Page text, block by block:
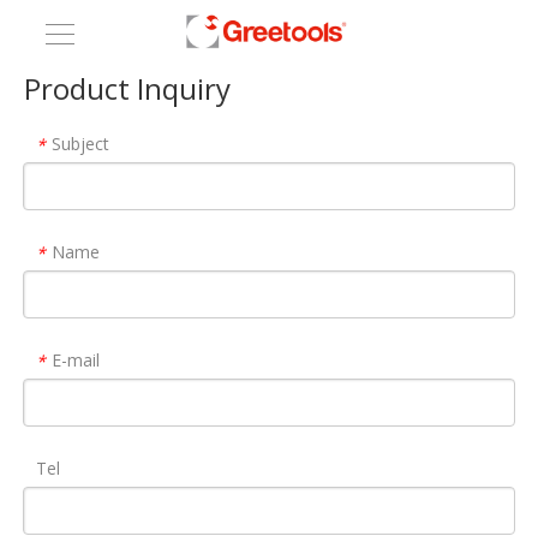
Product Inquiry
* Subject
* Name
* E-mail
Tel